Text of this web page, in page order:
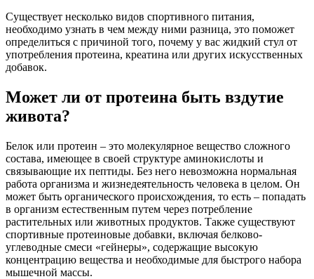
Существует несколько видов спортивного питания,
необходимо узнать в чем между ними разница, это поможет
определиться с причиной того, почему у вас жидкий стул от
употребления протеина, креатина или других искусственных
добавок.
Может ли от протеина быть вздутие
живота?
Белок или протеин – это молекулярное вещество сложного
состава, имеющее в своей структуре аминокислоты и
связывающие их пептиды. Без него невозможна нормальная
работа организма и жизнедеятельность человека в целом. Он
может быть органического происхождения, то есть – попадать
в организм естественным путем через потребление
растительных или животных продуктов. Также существуют
спортивные протеиновые добавки, включая белково-
углеводные смеси «гейнеры», содержащие высокую
концентрацию вещества и необходимые для быстрого набора
мышечной массы.